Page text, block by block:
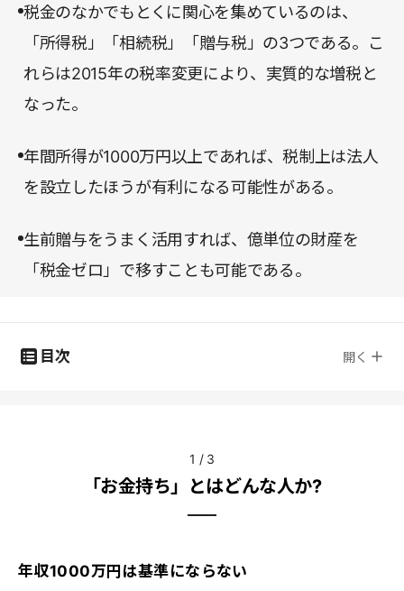
税金のなかでもとくに関心を集めているのは、
「所得税」「相続税」「贈与税」の3つである。こ
れらは2015年の税率変更により、実質的な増税と
なった。
年間所得が1000万円以上であれば、税制上は法人
を設立したほうが有利になる可能性がある。
生前贈与をうまく活用すれば、億単位の財産を
「税金ゼロ」で移すことも可能である。
目次 開く
1 / 3
「お金持ち」とはどんな人か?
年収1000万円は基準にならない